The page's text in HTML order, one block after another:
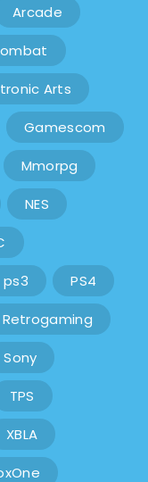
Arcade
Arts
Gamescom
Mmorpg
NES
ps3 PS4
Retrogaming
Sony
TPS
XBLA